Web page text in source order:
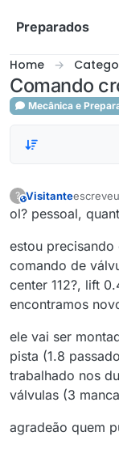
Preparados
Home
Comando
Mecânica e
?This user is from outside of this
Visitante
última
ol? pessoal,
estou
comando de
center 112?, lift
encontramos
ele vai ser
pista (1.8
trabalhado nos
válvulas (3
agradeão quem